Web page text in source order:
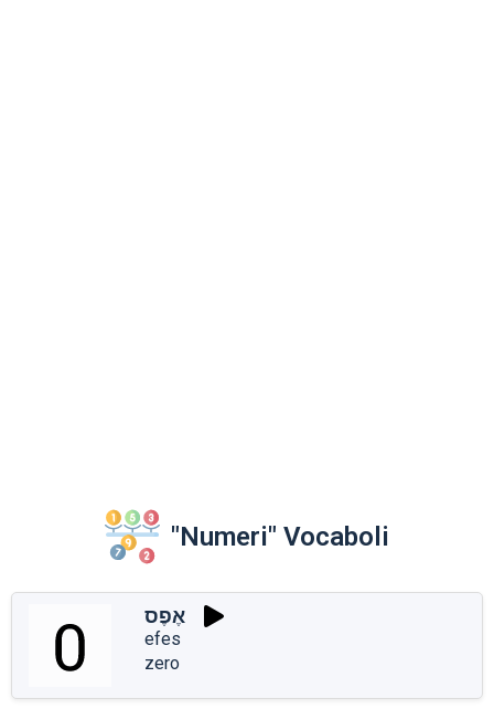
"Numeri" Vocaboli
אֶפֶס
efes
zero